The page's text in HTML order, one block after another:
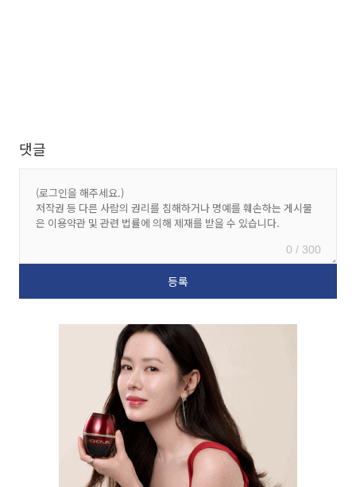
댓글
0 / 300